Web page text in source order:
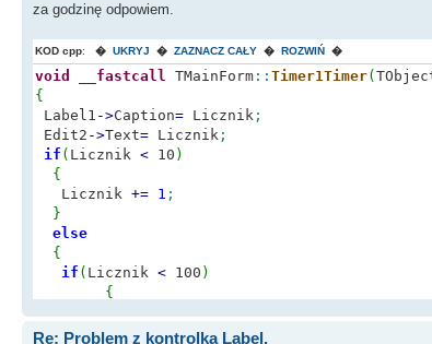
za godzinę odpowiem.
KOD cpp: � UKRYJ � ZAZNACZ CAŁY � ROZWIŃ �
void __fastcall TMainForm :: Timer1Timer(
{
Label1 ->Caption= Licznik ;
Edit2 ->Text= Licznik ;
if ( Licznik < 10 )
{
Licznik += 1 ;
}
else
{
if ( Licznik < 100 )
{
}
Re: Problem z kontrolką Label.